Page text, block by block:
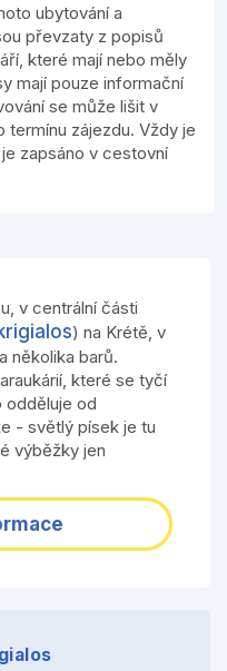
ubytování a
převzaty z popisů
které mají nebo měly
mají pouze informační
se může lišit v
termínu zájezdu. Vždy je
zapsáno v cestovní
v centrální části
) na Krétě, v
několika barů.
které se tyčí
odděluje od
- světlý písek je tu
výběžky jen